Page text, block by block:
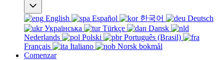
English Español 한국어
Deutsch
Українська
Türkçe
Dansk
Nederlands
Polski
Português (Brasil)
Français
Italiano
Norsk bokmål
Comenzar